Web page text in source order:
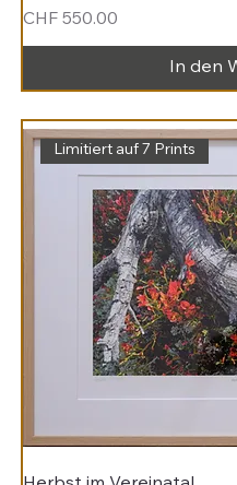
Preis
CHF 550.00
In den
Limitiert auf 7 Prints